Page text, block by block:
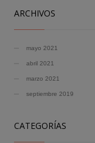
ARCHIVOS
mayo 2021
abril 2021
marzo 2021
septiembre 2019
CATEGORÍAS